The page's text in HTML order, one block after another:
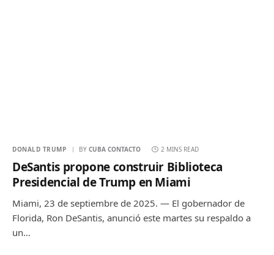
DONALD TRUMP BY CUBA CONTACTO 2 MINS READ
DeSantis propone construir Biblioteca
Presidencial de Trump en Miami
Miami, 23 de septiembre de 2025. — El gobernador de
Florida, Ron DeSantis, anunció este martes su respaldo a
un…